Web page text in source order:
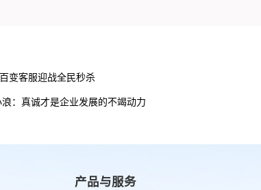
变客服迎战全民秒杀
：真诚才是企业发展的不竭动力
产品与服务